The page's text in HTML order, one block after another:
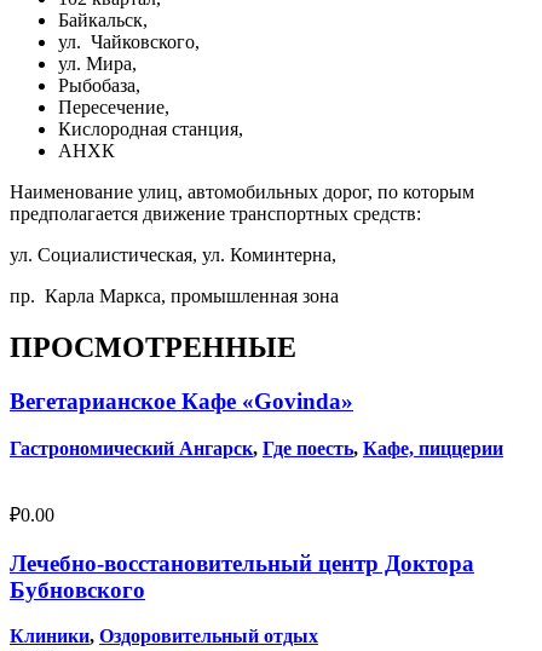
Байкальск,
ул. Чайковского,
ул. Мира,
Рыбобаза,
Пересечение,
Кислородная станция,
АНХК
Наименование улиц, автомобильных дорог, по которым
предполагается движение транспортных средств:
ул. Социалистическая, ул. Коминтерна,
пр. Карла Маркса, промышленная зона
ПРОСМОТРЕННЫЕ
Вегетарианское Кафе «Govinda»
Гастрономический Ангарск, Где поесть, Кафе, пиццерии
₽0.00
Лечебно-восстановительный центр Доктора
Бубновского
Клиники, Оздоровительный отдых